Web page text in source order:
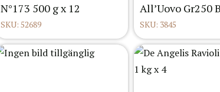
N°173 500 g x 12
SKU: 52689
All’Uovo Gr250
SKU: 3845